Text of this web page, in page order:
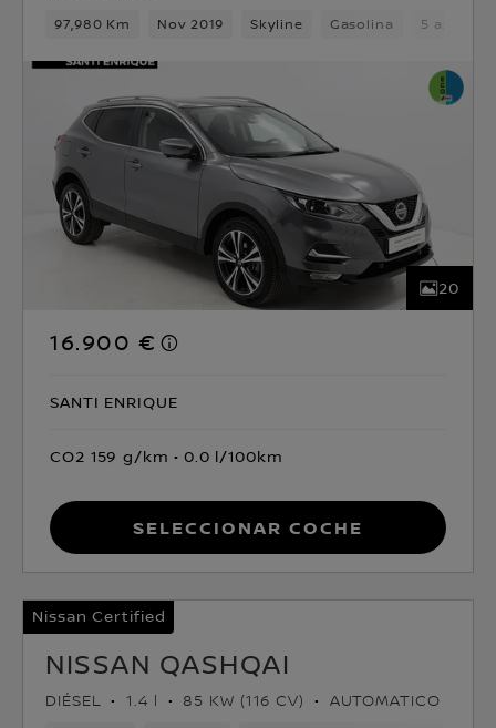
97,980 Km Nov 2019 Skyline Gasolina 5 asientos
20
16.900 €
SANTI ENRIQUE
CO2 159 g/km 0.0 l/100km
Seleccionar coche
Nissan Certified
NISSAN QASHQAI
DIÉSEL 1.4 l 85 KW (116 CV) AUTOMATICO